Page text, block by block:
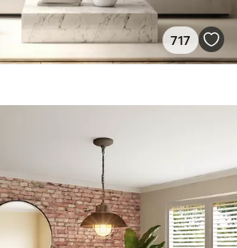
717